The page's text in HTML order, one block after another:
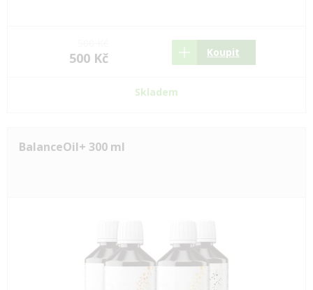
500 Kč Koupit
Skladem
BalanceOil+ 300 ml